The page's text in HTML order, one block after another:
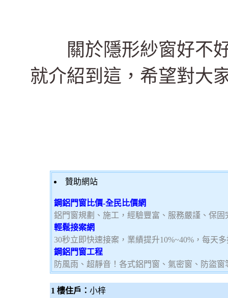
關於隱形紗窗好不好
就介紹到這，希望對大
贊助網站
鋼鋁門窗比價-全民比價網
鋁門窗規劃、施工，經驗豐富、服務嚴謹、保
輕鬆接案網
30秒立即快速接案，業績提升10%~40%，每天
鋼鋁門窗工程
防風雨、超靜音！各式鋁門窗、氣密窗、防盜
1 樓住戶： 小梓